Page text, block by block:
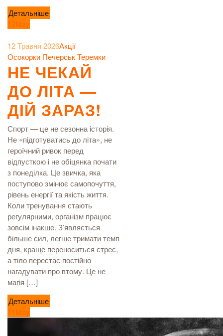
Детальніше
12May
12 Травня 2026Акції
Осокорки ПечерськТеремки
НЕ ЧЕКАЙ
ДО ЛІТА —
ДІЙ ЗАРАЗ!
Спорт — це не сезонна історія.
Не «підготуватись до літа», не
героїчний ривок перед
відпусткою і не обіцянка почати
з понеділка. Це звичка, яка
поступово змінює самопочуття,
рівень енергії та якість життя.
Коли тренування стають
регулярними, організм працює
зовсім інакше. З’являється
більше сил, легше тримати темп
дня, краще переноситься стрес,
а тіло перестає постійно
нагадувати про втому. Це не
магія […]
Детальніше
11May